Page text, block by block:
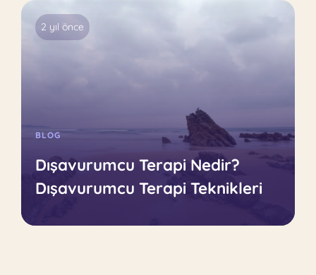
2 yıl önce
BLOG
Dışavurumcu Terapi Nedir?
Dışavurumcu Terapi Teknikleri